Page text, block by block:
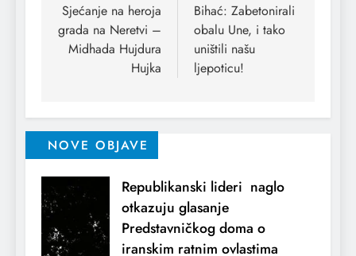
Sjećanje na heroja
grada na Neretvi –
Midhada Hujdura
Hujka
Bihać: Zabetonirali
obalu Une, i tako
uništili našu
ljepoticu!
NOVE OBJAVE
Republikanski lideri naglo
otkazuju glasanje
Predstavničkog doma o
iranskim ratnim ovlastima